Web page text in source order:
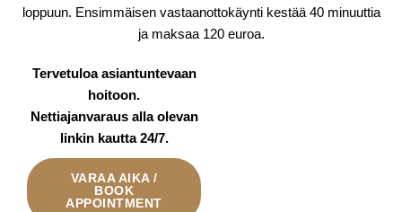
loppuun. Ensimmäisen vastaanottokäynti kestää 40 minuuttia
ja maksaa 120 euroa.
Tervetuloa asiantuntevaan
hoitoon.
Nettiajanvaraus alla olevan
linkin kautta 24/7.
VARAA AIKA /
BOOK
APPOINTMENT